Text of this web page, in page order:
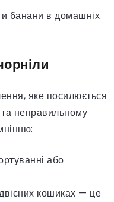
банани в домашніх
яке посилюється
неправильному
або
кошиках — це